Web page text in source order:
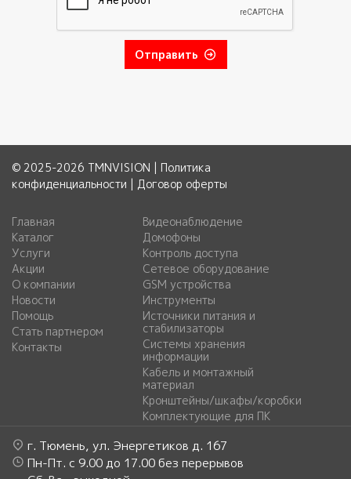
Отправить
© 2025-2026 TMNVISION | Политика
конфиденциальности | Договор оферты
Главная
Каталог
Услуги
Акции
О компании
Новости
Помощь
Стать партнером
Контакты
Видеонаблюдение
Домофоны
Контроль доступа
Сетевое оборудование
GSM устройства
Инструменты
Источники питания и
стабилизаторы
Системы хранения
информации
Кабель и монтажный
материал
Кронштейны/шкафы/коробки
Комплектующие для ПК
г. Тюмень, ул. Энергетиков д. 167
Пн-Пт. с 9.00 до 17.00 без перерывов